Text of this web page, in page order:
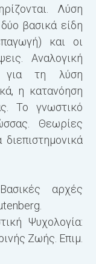
Λύση
βασικά είδη
και οι
Αναλογική
τη λύση
η κατανόηση
Το γνωστικό
Θεωρίες
αρχές
Ψυχολογία:
Ζωής. Επιμ.